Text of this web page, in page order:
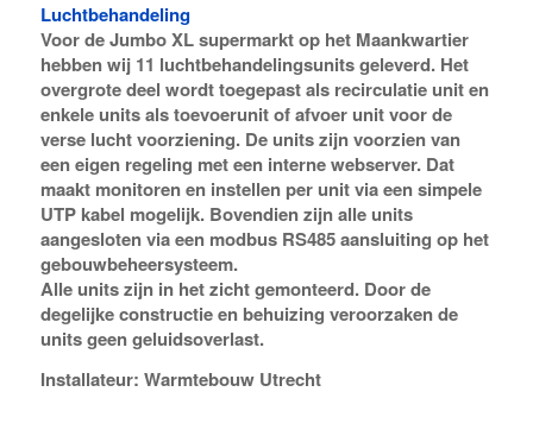
Luchtbehandeling
Voor de Jumbo XL supermarkt op het Maankwartier
hebben wij 11 luchtbehandelingsunits geleverd. Het
overgrote deel wordt toegepast als recirculatie unit en
enkele units als toevoerunit of afvoer unit voor de
verse lucht voorziening. De units zijn voorzien van
een eigen regeling met een interne webserver. Dat
maakt monitoren en instellen per unit via een simpele
UTP kabel mogelijk. Bovendien zijn alle units
aangesloten via een modbus RS485 aansluiting op het
gebouwbeheersysteem.
Alle units zijn in het zicht gemonteerd. Door de
degelijke constructie en behuizing veroorzaken de
units geen geluidsoverlast.
Installateur: Warmtebouw Utrecht